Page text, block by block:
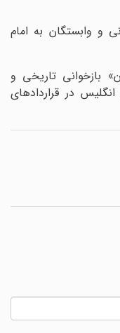
و وابستگان به امام
تاریخی و
در قراردادهای